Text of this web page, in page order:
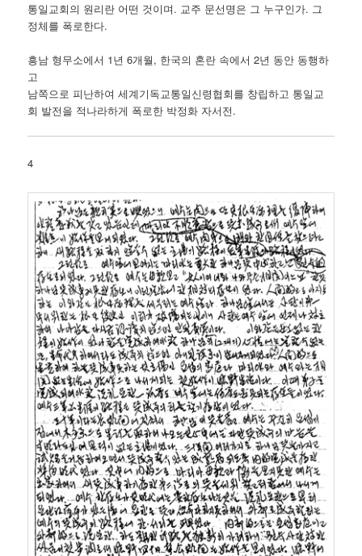
통일교회의 원리란 어떤 것이며. 교주 문선명은 그 누구인가. 그
정체를 폭로한다.
흥남 형무소에서 1년 6개월, 한국의 혼란 속에서 2년 동안 동행하
고
남쪽으로 피난하여 세계기독교통일신령협회를 창립하고 통일교
회 발전을 적나라하게 폭로한 박정화 자서전.
4